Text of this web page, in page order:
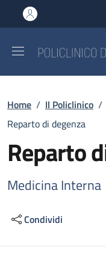
al contenuto
to footer content
Briciole di
Home / Il Policlinico /
Reparto di degenza
Reparto
Medicina Interna
Condividi